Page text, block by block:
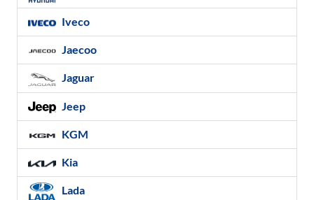
Iveco
Jaecoo
Jaguar
Jeep
KGM
Kia
Lada